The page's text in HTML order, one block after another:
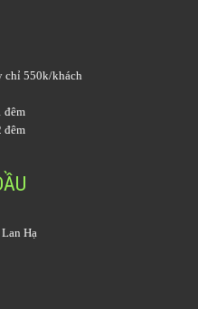
chỉ 550k/khách
đêm
đêm
Hạ